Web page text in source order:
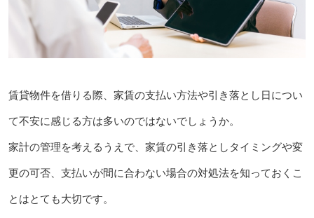
賃貸物件を借りる際、家賃の支払い方法や引き落とし日につい
て不安に感じる方は多いのではないでしょうか。
家計の管理を考えるうえで、家賃の引き落としタイミングや変
更の可否、支払いが間に合わない場合の対処法を知っておくこ
とはとても大切です。